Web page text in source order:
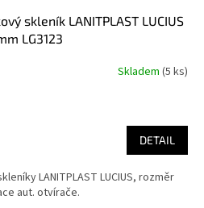
LG3123
Skladem (5 ks)
DETAIL
LANITPLAST LUCIUS, rozměr
aut. otvírače.